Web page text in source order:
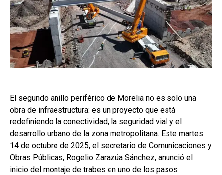
El segundo anillo periférico de Morelia no es solo una
obra de infraestructura: es un proyecto que está
redefiniendo la conectividad, la seguridad vial y el
desarrollo urbano de la zona metropolitana. Este martes
14 de octubre de 2025, el secretario de Comunicaciones y
Obras Públicas, Rogelio Zarazúa Sánchez, anunció el
inicio del montaje de trabes en uno de los pasos